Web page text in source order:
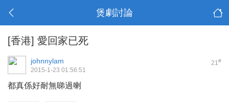
煲劇討論
[香港] 愛回家已死
21#
johnnylam
2015-1-23 01:56:51
都真係好耐無睇過喇